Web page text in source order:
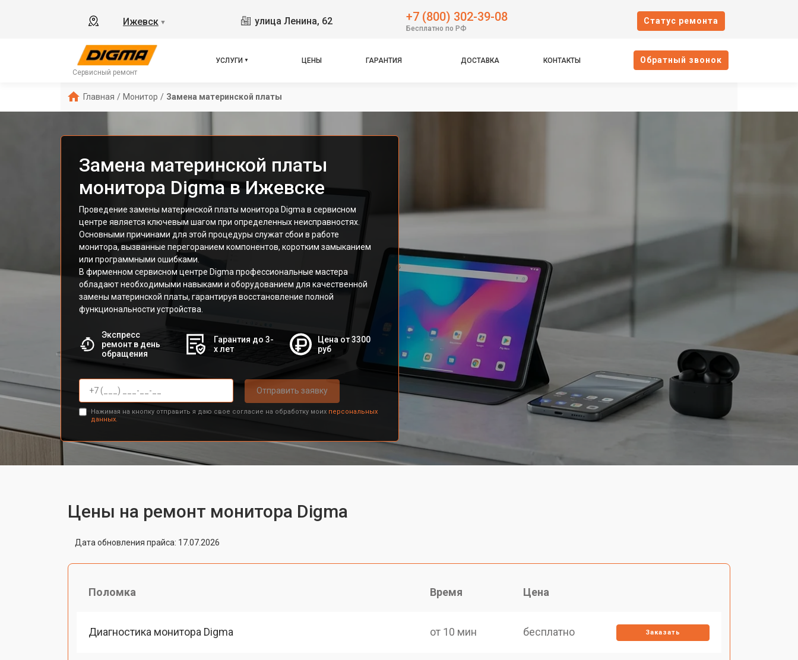
Ижевск ▼ улица Ленина, 62 +7 (800) 302-39-08
Бесплатно по РФ
Cтатус ремонта
Сервисный ремонт
УСЛУГИ ЦЕНЫ ГАРАНТИЯ ДОСТАВКА КОНТАКТЫ Oбратный звонок
Главная / Монитор / Замена материнской платы
Замена материнской платы
монитора Digma в Ижевске
Проведение замены материнской платы монитора Digma в сервисном
центре является ключевым шагом при определенных неисправностях.
Основными причинами для этой процедуры служат сбои в работе
монитора, вызванные перегоранием компонентов, коротким замыканием
или программными ошибками.
В фирменном сервисном центре Digma профессиональные мастера
обладают необходимыми навыками и оборудованием для качественной
замены материнской платы, гарантируя восстановление полной
функциональности устройства.
Экспресс
ремонт в день
обращения
Гарантия до 3-
х лет
Цена от 3300
руб
Отправить заявку
Нажимая на кнопку отправить я даю свое согласие на обработку моих персональных
данных.
Цены на ремонт монитора Digma
Дата обновления прайса: 17.07.2026
Поломка Время Цена
Диагностика монитора Digma от 10 мин бесплатно Заказать